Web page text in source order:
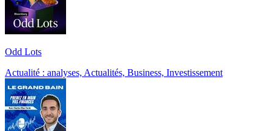
Odd Lots
Actualité : analyses, Actualités, Business, Investissement